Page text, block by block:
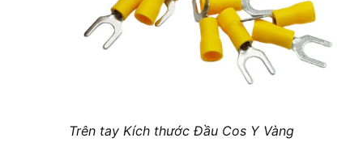
Trên tay Kích thước Đầu Cos Y Vàng